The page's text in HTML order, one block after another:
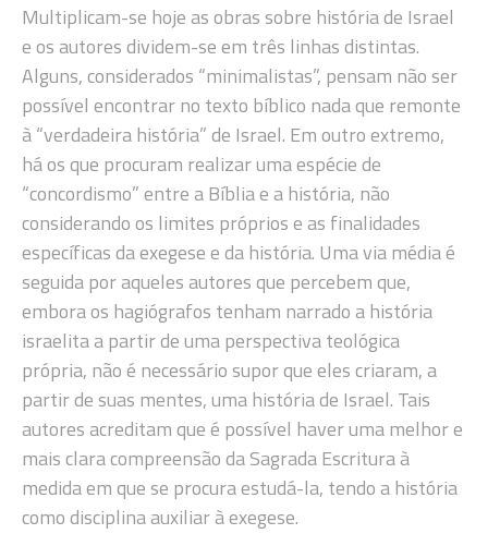
Multiplicam-se hoje as obras sobre história de Israel
e os autores dividem-se em três linhas distintas.
Alguns, considerados “minimalistas”, pensam não ser
possível encontrar no texto bíblico nada que remonte
à “verdadeira história” de Israel. Em outro extremo,
há os que procuram realizar uma espécie de
“concordismo” entre a Bíblia e a história, não
considerando os limites próprios e as finalidades
específicas da exegese e da história. Uma via média é
seguida por aqueles autores que percebem que,
embora os hagiógrafos tenham narrado a história
israelita a partir de uma perspectiva teológica
própria, não é necessário supor que eles criaram, a
partir de suas mentes, uma história de Israel. Tais
autores acreditam que é possível haver uma melhor e
mais clara compreensão da Sagrada Escritura à
medida em que se procura estudá-la, tendo a história
como disciplina auxiliar à exegese.